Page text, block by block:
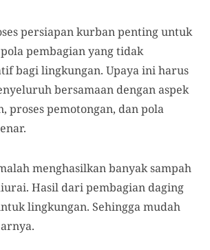
persiapan kurban penting untuk
pembagian yang tidak
bagi lingkungan. Upaya ini harus
bersamaan dengan aspek
proses pemotongan, dan pola
menghasilkan banyak sampah
Hasil dari pembagian daging
lingkungan. Sehingga mudah